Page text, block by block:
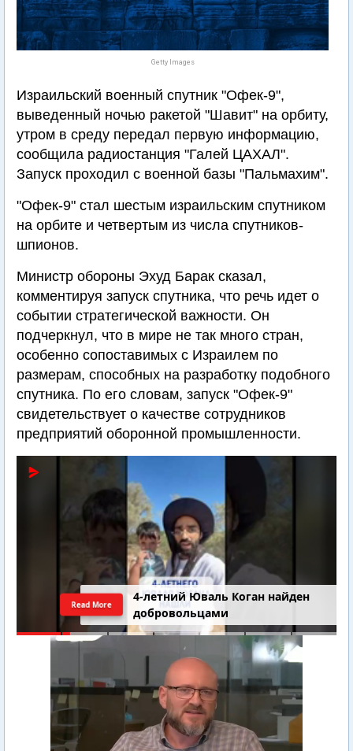
Getty Images
Израильский военный спутник "Офек-9",
выведенный ночью ракетой "Шавит" на орбиту,
утром в среду передал первую информацию,
сообщила радиостанция "Галей ЦАХАЛ".
Запуск проходил с военной базы "Пальмахим".
"Офек-9" стал шестым израильским спутником
на орбите и четвертым из числа спутников-
шпионов.
Министр обороны Эхуд Барак сказал,
комментируя запуск спутника, что речь идет о
событии стратегической важности. Он
подчеркнул, что в мире не так много стран,
особенно сопоставимых с Израилем по
размерам, способных на разработку подобного
спутника. По его словам, запуск "Офек-9"
свидетельствует о качестве сотрудников
предприятий оборонной промышленности.
4-летний Юваль Коган найден
добровольцами
Read More